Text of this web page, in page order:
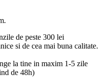
de peste 300 lei
si de cea mai buna calitate.
la tine in maxim 1-5 zile
de 48h)